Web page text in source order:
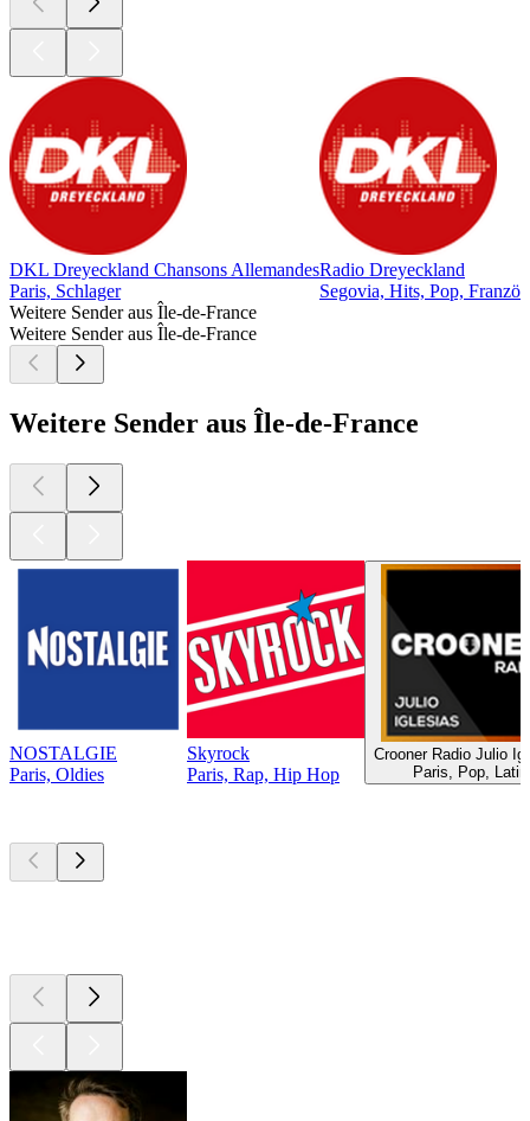
DKL Dreyeckland Chansons Allemandes
Paris, Schlager
Radio Dreyeckland
Segovia, Hits, Pop,
Weitere Sender aus Île-de-France
Weitere Sender aus Île-de-France
Weitere Sender aus Île-de-France
NOSTALGIE
Paris, Oldies
Skyrock
Paris, Rap, Hip Hop
Crooner Radio Julio
Paris, Pop, Latin